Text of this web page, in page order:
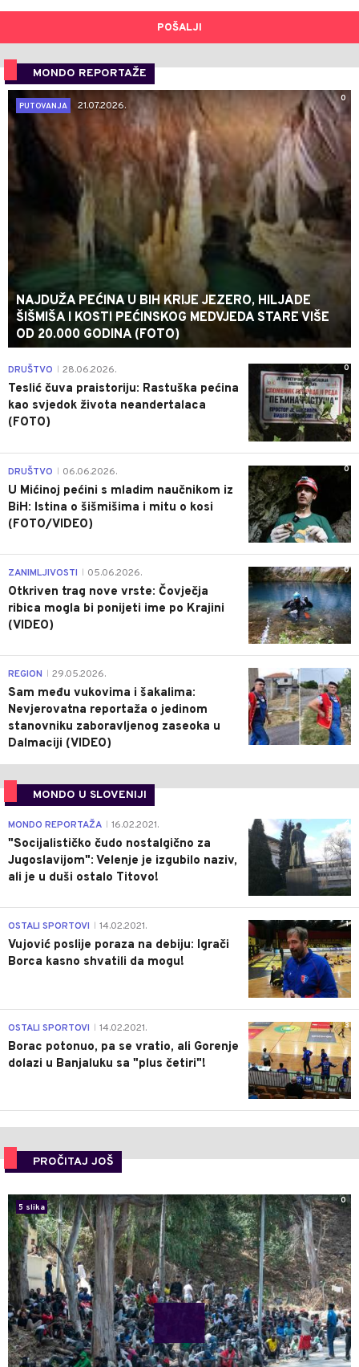
POŠALJI
MONDO REPORTAŽE
0
PUTOVANJA
21.07.2026.
NAJDUŽA PEĆINA U BIH KRIJE JEZERO, HILJADE
ŠIŠMIŠA I KOSTI PEĆINSKOG MEDVJEDA STARE VIŠE
OD 20.000 GODINA (FOTO)
0
DRUŠTVO 28.06.2026.
Teslić čuva praistoriju: Rastuška pećina
kao svjedok života neandertalaca
(FOTO)
0
DRUŠTVO 06.06.2026.
U Mićinoj pećini s mladim naučnikom iz
BiH: Istina o šišmišima i mitu o kosi
(FOTO/VIDEO)
0
ZANIMLJIVOSTI 05.06.2026.
Otkriven trag nove vrste: Čovječja
ribica mogla bi ponijeti ime po Krajini
(VIDEO)
0
REGION 29.05.2026.
Sam među vukovima i šakalima:
Nevjerovatna reportaža o jedinom
stanovniku zaboravljenog zaseoka u
Dalmaciji (VIDEO)
MONDO U SLOVENIJI
4
MONDO REPORTAŽA 16.02.2021.
"Socijalističko čudo nostalgično za
Jugoslavijom": Velenje je izgubilo naziv,
ali je u duši ostalo Titovo!
1
OSTALI SPORTOVI 14.02.2021.
Vujović poslije poraza na debiju: Igrači
Borca kasno shvatili da mogu!
3
OSTALI SPORTOVI 14.02.2021.
Borac potonuo, pa se vratio, ali Gorenje
dolazi u Banjaluku sa "plus četiri"!
PROČITAJ JOŠ
5 slika
0